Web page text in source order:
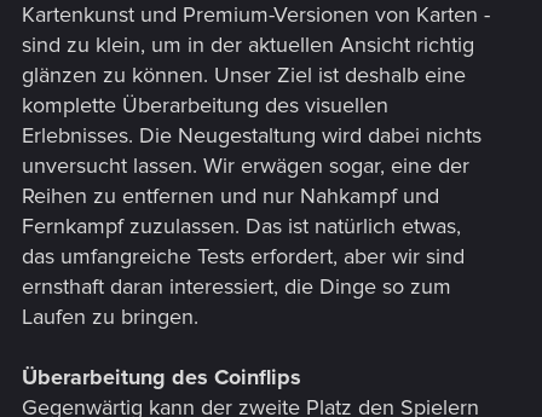
Kartenkunst und Premium-Versionen von Karten -
sind zu klein, um in der aktuellen Ansicht richtig
glänzen zu können. Unser Ziel ist deshalb eine
komplette Überarbeitung des visuellen
Erlebnisses. Die Neugestaltung wird dabei nichts
unversucht lassen. Wir erwägen sogar, eine der
Reihen zu entfernen und nur Nahkampf und
Fernkampf zuzulassen. Das ist natürlich etwas,
das umfangreiche Tests erfordert, aber wir sind
ernsthaft daran interessiert, die Dinge so zum
Laufen zu bringen.
Überarbeitung des Coinflips
Gegenwärtig kann der zweite Platz den Spielern